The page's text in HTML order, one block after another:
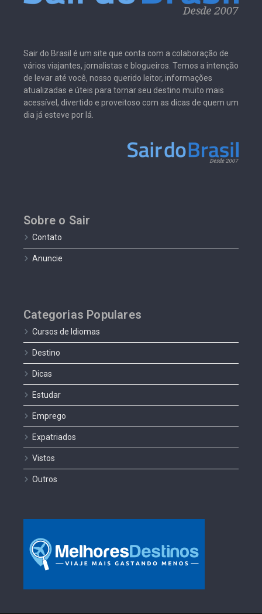
Sair do Brasil é um site que conta com a colaboração de
vários viajantes, jornalistas e blogueiros. Temos a intenção
de levar até você, nosso querido leitor, informações
atualizadas e úteis para tornar seu destino muito mais
acessível, divertido e proveitoso com as dicas de quem um
dia já esteve por lá.
Sobre o Sair
Contato
Anuncie
Categorias Populares
Cursos de Idiomas
Destino
Dicas
Estudar
Emprego
Expatriados
Vistos
Outros